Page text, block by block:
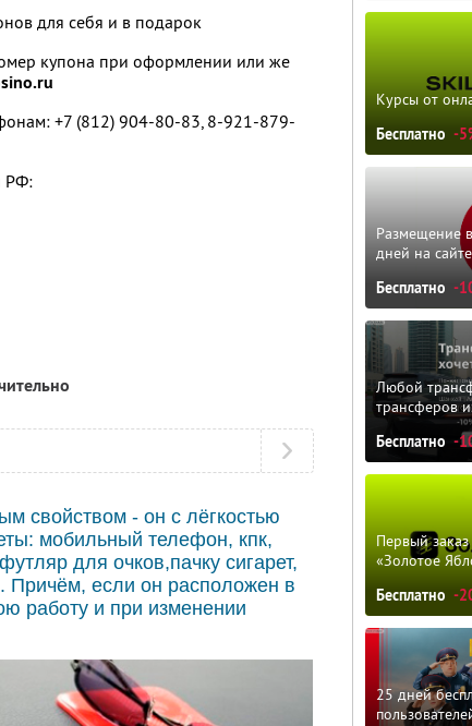
для себя и в подарок
купона при оформлении или же
+7 (812) 904-80-83, 8-921-879-
РФ:
свойством - он с лёгкостью
мобильный телефон, кпк,
для очков,пачку сигарет,
Причём, если он расположен в
работу и при изменении
Курсы от
Бесплатно -
Размещение
дней на
Бесплатно -
Любой
трансферов
Бесплатно -
Первый
«Золотое
Бесплатно -
25 дней